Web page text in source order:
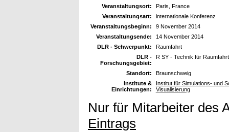
Veranstaltungsort:
Paris, France
Veranstaltungsart:
internationale Konferenz
Veranstaltungsbeginn:
9 November 2014
Veranstaltungsende:
14 November 2014
DLR - Schwerpunkt:
Raumfahrt
DLR -
Forschungsgebiet:
R SY - Technik für
Standort:
Braunschweig
Institute &
Einrichtungen:
Institut für Simulations- und
Visualisierung
Nur für Mitarbeiter des
Eintrags